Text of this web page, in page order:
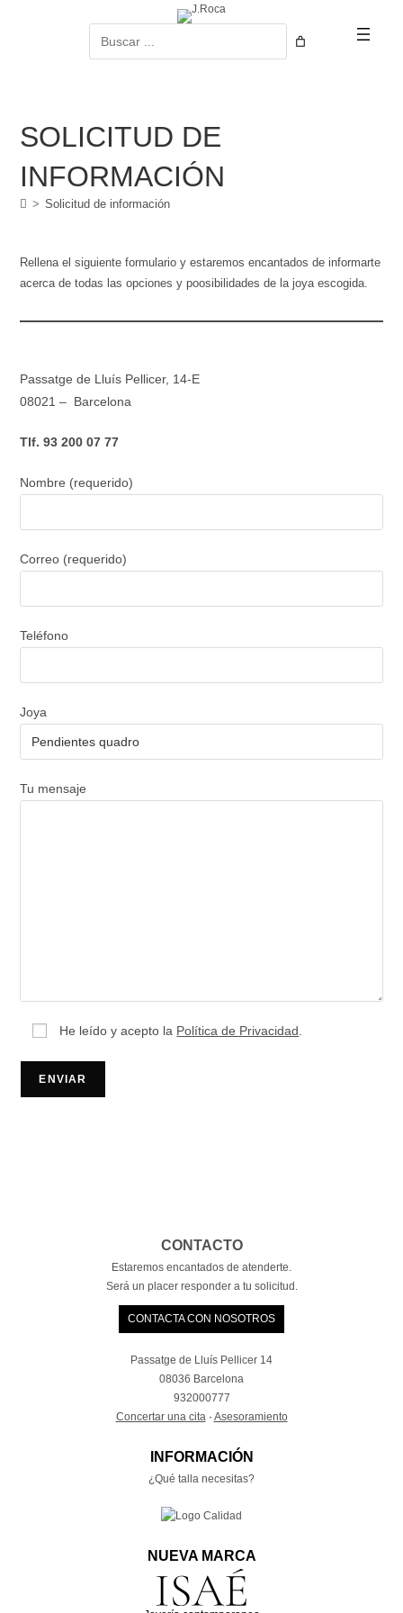
SOLICITUD DE
INFORMACIÓN
> Solicitud de información
Rellena el siguiente formulario y estaremos encantados de informarte
acerca de todas las opciones y poosibilidades de la joya escogida.
Passatge de Lluís Pellicer, 14-E
08021 – Barcelona
Tlf. 93 200 07 77
Nombre (requerido)
Correo (requerido)
Teléfono
Joya
Tu mensaje
He leído y acepto la Política de Privacidad
CONTACTO
Estaremos encantados de atenderte.
Será un placer responder a tu solicitud.
CONTACTA CON NOSOTROS
Passatge de Lluís Pellicer 14
08036 Barcelona
932000777
Concertar una cita· Asesoramiento
INFORMACIÓN
¿Qué talla necesitas?
NUEVA MARCA